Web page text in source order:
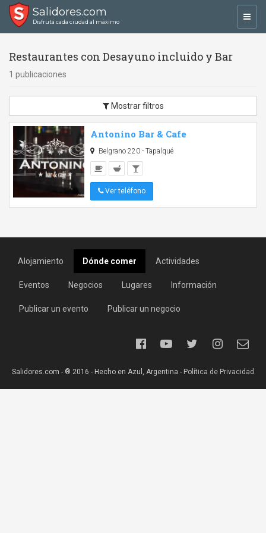
Salidores.com
Disfrutá cada ciudad al máximo
Restaurantes con Desayuno incluido y Bar
1 publicaciones
Mostrar filtros
Antonino Bar & Cafe
Belgrano 220 - Tapalqué
Ver teléfono
Alojamiento Dónde comer Actividades
Eventos Negocios Lugares Información
Publicar un evento Publicar un negocio
Salidores.com - ® 2016 - Hecho en Azul, Argentina - Política de Privacidad